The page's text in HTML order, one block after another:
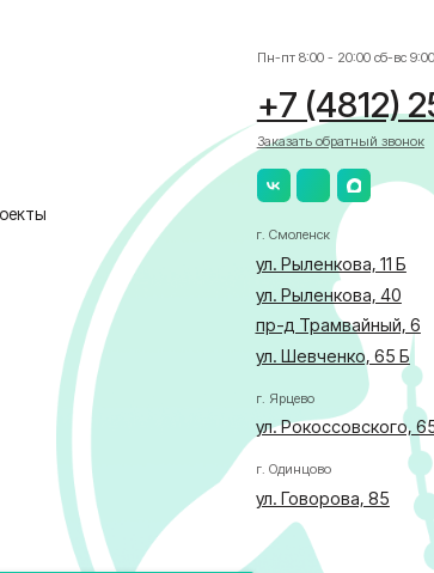
ул. Рокоссовского, 65
г. Одинцово
ул. Говорова, 85
пр-д Трамвайный, 6
области по здравоохранению
Политика в отношении обработки персональных данных